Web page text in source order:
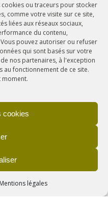
ou traceurs pour stocker
comme votre visite sur ce site,
liées aux réseaux sociaux,
du contenu,
pouvez autoriser ou refuser
qui sont basés sur votre
nos partenaires, à l'exception
au fonctionnement de ce site.
moment.
cookies
Mentions légales
HUTTE